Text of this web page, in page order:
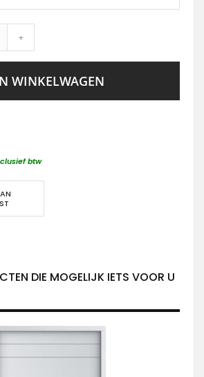
+
WINKELWAGEN
btw
DIE MOGELIJK IETS VOOR U